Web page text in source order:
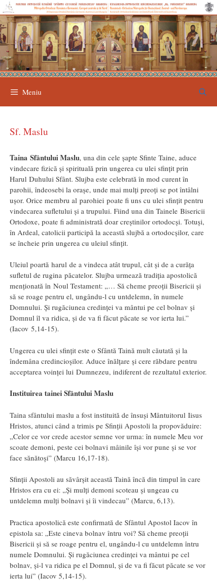
Sari
la
conținut
Meniu
Sf. Maslu
Taina Sfântului Maslu, una din cele şapte Sfinte Taine, aduce
vindecare fizică şi spirituală prin ungerea cu ulei sfinţit prin
Harul Duhului Sfânt. Slujba este celebrată în mod curent în
parohii, îndeosebi la oraşe, unde mai mulţi preoţi se pot întâlni
uşor. Orice membru al parohiei poate fi uns cu ulei sfinţit pentru
vindecarea sufletului şi a trupului. Fiind una din Tainele Bisericii
Ortodoxe, poate fi administrată doar creştinilor ortodocşi. Totuşi,
în Ardeal, catolicii participă la această slujbă a ortodocşilor, care
se încheie prin ungerea cu uleiul sfinţit.
Uleiul poartă harul de a vindeca atât trupul, cât şi de a curăţa
sufletul de rugina păcatelor. Slujba urmează tradiţia apostolică
menţionată în Noul Testament: „… Să cheme preoţii Bisericii şi
să se roage pentru el, ungându-l cu untdelemn, în numele
Domnului. Şi rugăciunea credinţei va mântui pe cel bolnav şi
Domnul îl va ridica, şi de va fi făcut păcate se vor ierta lui.”
(Iacov 5,14-15).
Ungerea cu ulei sfințit este o Sfântă Taină mult căutată şi la
îndemâna credincioşilor. Aduce înălţare şi cere răbdare pentru
acceptarea voinţei lui Dumnezeu, indiferent de rezultatul exterior.
Instituirea tainei Sfântului Maslu
Taina sfântului maslu a fost instituită de însuşi Mântuitorul Iisus
Hristos, atunci când a trimis pe Sfinţii Apostoli la propovăduire:
„Celor ce vor crede acestor semne vor urma: în numele Meu vor
scoate demoni, peste cei bolnavi mâinile îşi vor pune şi se vor
face sănătoşi” (Marcu 16,17-18).
Sfinţii Apostoli au săvârşit această Taină încă din timpul în care
Hristos era cu ei: „Şi mulţi demoni scoteau şi ungeau cu
untdelemn mulţi bolnavi şi îi vindecau” (Marcu, 6,13).
Practica apostolică este confirmată de Sfântul Apostol Iacov în
epistola sa: „Este cineva bolnav întru voi? Să cheme preoţii
Bisericii şi să se roage pentru el, ungându-l cu untdelemn întru
numele Domnului. Şi rugăciunea credinţei va mântui pe cel
bolnav, şi-l va ridica pe el Domnul, şi de va fi făcut păcate se vor
ierta lui” (Iacov 5,14-15).